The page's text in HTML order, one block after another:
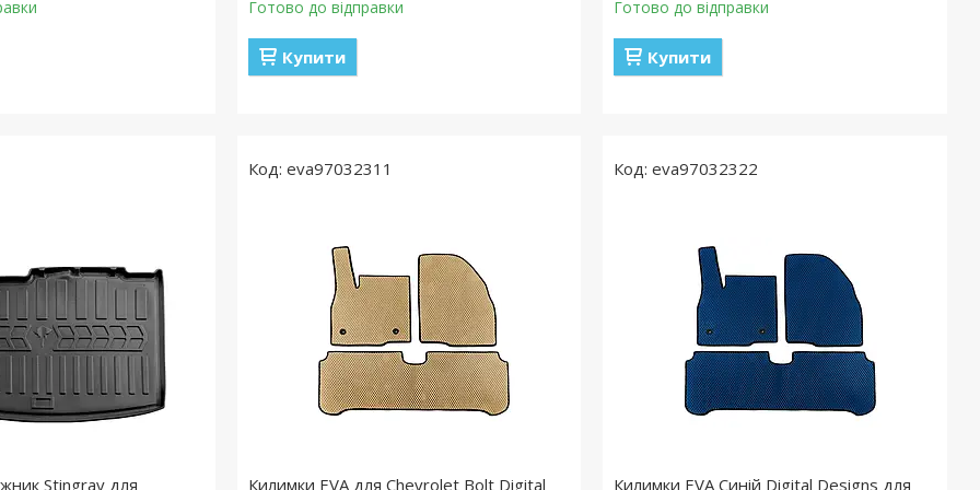
Готово до відправки
Купити
Готово до відправки
Купити
Stingray для
eva97032311
Килимки EVA для Chevrolet Bolt Digital
eva97032322
Килимки EVA Синій Digital Designs для